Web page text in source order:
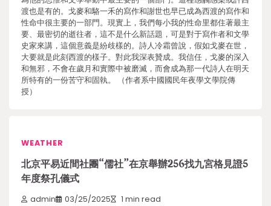
渡也是有的。戈麥和駱一禾的寫作和謝世也早已成為西渡的寫作和
性命中很主要的一部門。現實上，我們每小我的性命里都住著最主
要、最密切的逝往者，這不是什么新話題，可是對于寫作者和文學
史家來講，這個意義是紛歧樣的。詩人冷霜曾說，假如戈麥在世，
大要就是此刻西渡的樣子。對此我深表贊成。我信任，戈麥的深入
和無邪，不會在歲月和實際中被磨滅，而會成為那一代詩人在明天
所特有的一份苦守和固執。 （作者系中國國民年夜學文學院傳
授）
WEATHER
北京平易近間社團“儒社”在京舉辦256找九宮格見證5
年度祭孔儀式
admin 03/25/2025 1 min read